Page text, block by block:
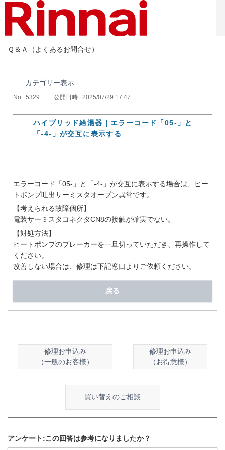
Ｑ＆Ａ（よくあるお問合せ）
カテゴリー表示
No : 5329 公開日時 : 2025/07/29 17:47
ハイブリッド給湯器｜エラーコード「05-」と
「-4-」が交互に表示する
エラーコード「05-」と「-4-」が交互に表示する場合は、ヒー
トポンプ吐出サーミスタオープン異常です。
【考えられる故障個所】
電装サーミスタコネクタCN8の接触が確実でない。
【対処方法】
ヒートポンプのブレーカーを一旦切っていただき、再操作して
ください。
改善しない場合は、修理は下記窓口よりご依頼ください。
戻る
修理お申込み
（一般のお客様）
修理お申込み
（お得意様）
買い替えのご相談
アンケート:この回答は参考になりましたか？